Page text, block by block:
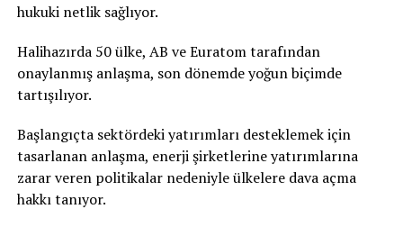
hukuki netlik sağlıyor.
Halihazırda 50 ülke, AB ve Euratom tarafından
onaylanmış anlaşma, son dönemde yoğun biçimde
tartışılıyor.
Başlangıçta sektördeki yatırımları desteklemek için
tasarlanan anlaşma, enerji şirketlerine yatırımlarına
zarar veren politikalar nedeniyle ülkelere dava açma
hakkı tanıyor.